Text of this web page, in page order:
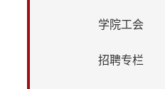
学院工会
招聘专栏